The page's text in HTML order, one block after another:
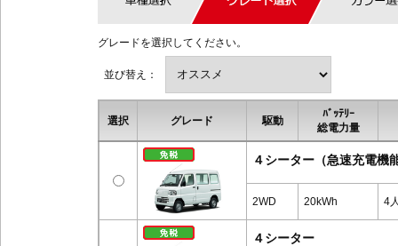
グレードを選択してください。
並び替え：
選択 グレード 駆動
ﾊﾞｯﾃﾘｰ
総電力量
４シーター（急速充電機
2WD 20kWh 4
４シーター